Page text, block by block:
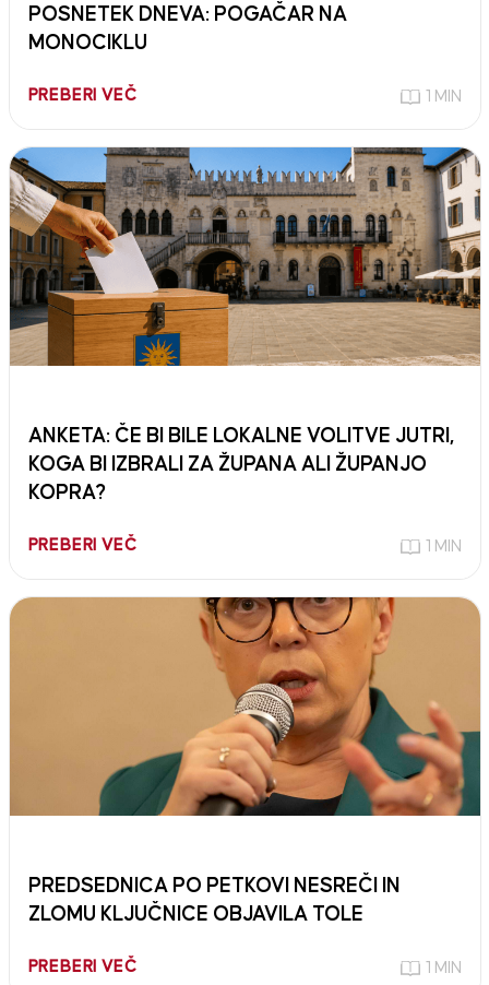
POSNETEK DNEVA: POGAČAR NA
MONOCIKLU
PREBERI VEČ 1 MIN
ANKETA: ČE BI BILE LOKALNE VOLITVE JUTRI,
KOGA BI IZBRALI ZA ŽUPANA ALI ŽUPANJO
KOPRA?
PREBERI VEČ 1 MIN
PREDSEDNICA PO PETKOVI NESREČI IN
ZLOMU KLJUČNICE OBJAVILA TOLE
PREBERI VEČ 1 MIN